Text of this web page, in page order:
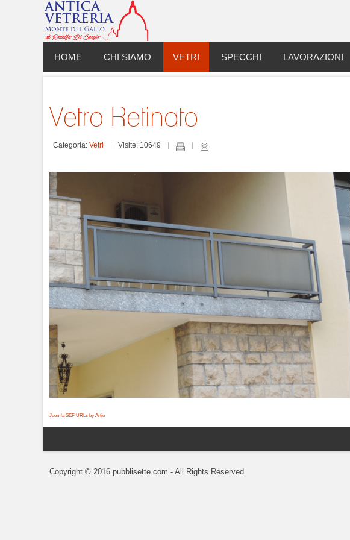
HOME CHI SIAMO VETRI SPECCHI LAVORAZIONI
Vetro Retinato
Categoria: Vetri Visite: 10649
Joomla SEF URLs by Artio
Copyright © 2016 pubblisette.com - All Rights Reserved.